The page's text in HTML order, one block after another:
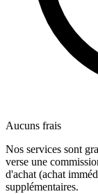
Aucuns frais
Nos services sont
verse une
d'achat (achat
supplémentaires.